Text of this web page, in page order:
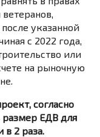
после указанной
с 2022 года,
или
на рыночную
согласно
ЕДВ для
в 2 раза.